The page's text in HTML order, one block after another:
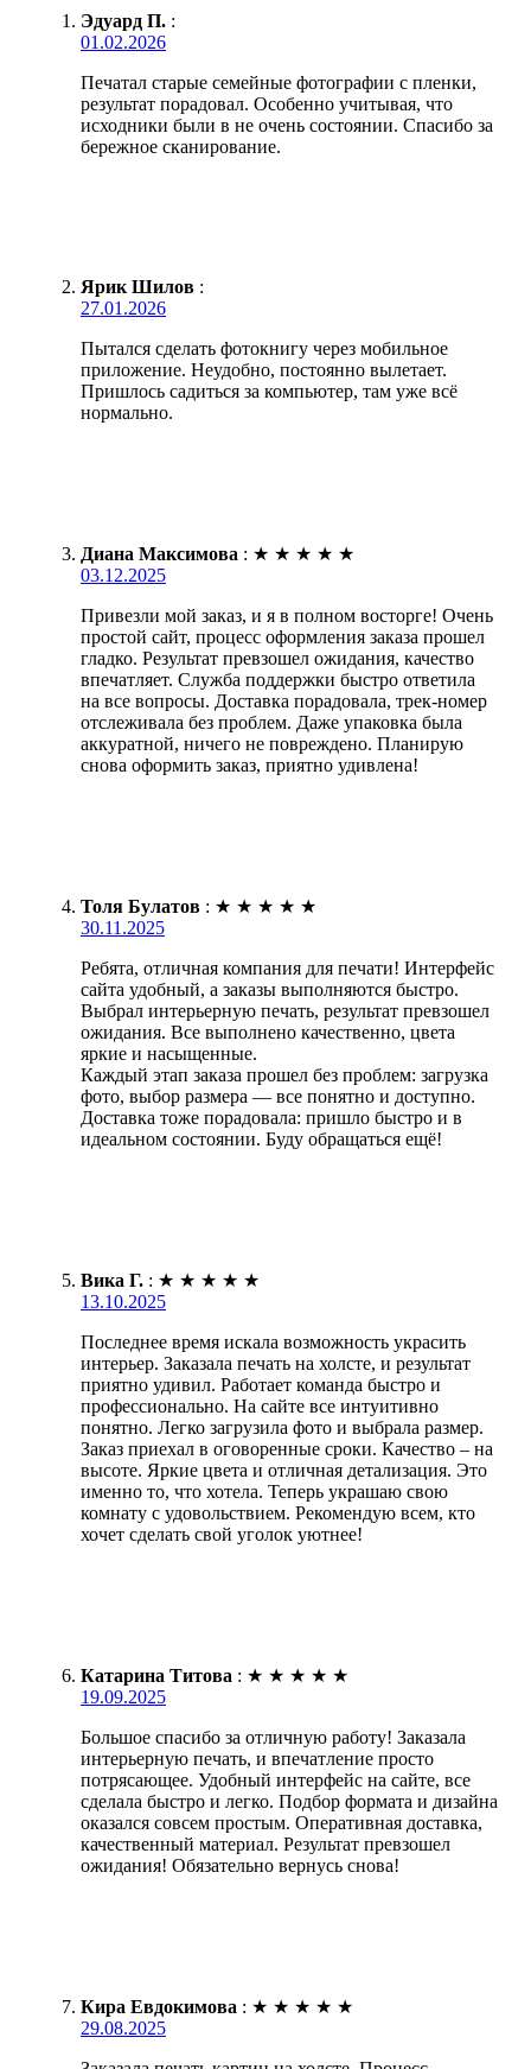
Эдуард П. :
01.02.2026
Печатал старые семейные фотографии с пленки,
результат порадовал. Особенно учитывая, что
исходники были в не очень состоянии. Спасибо за
бережное сканирование.
Ярик Шилов :
27.01.2026
Пытался сделать фотокнигу через мобильное
приложение. Неудобно, постоянно вылетает.
Пришлось садиться за компьютер, там уже всё
нормально.
Диана Максимова : ★ ★ ★ ★ ★
03.12.2025
Привезли мой заказ, и я в полном восторге! Очень
простой сайт, процесс оформления заказа прошел
гладко. Результат превзошел ожидания, качество
впечатляет. Служба поддержки быстро ответила
на все вопросы. Доставка порадовала, трек-номер
отслеживала без проблем. Даже упаковка была
аккуратной, ничего не повреждено. Планирую
снова оформить заказ, приятно удивлена!
Толя Булатов : ★ ★ ★ ★ ★
30.11.2025
Ребята, отличная компания для печати! Интерфейс
сайта удобный, а заказы выполняются быстро.
Выбрал интерьерную печать, результат превзошел
ожидания. Все выполнено качественно, цвета
яркие и насыщенные.
Каждый этап заказа прошел без проблем: загрузка
фото, выбор размера — все понятно и доступно.
Доставка тоже порадовала: пришло быстро и в
идеальном состоянии. Буду обращаться ещё!
Вика Г. : ★ ★ ★ ★ ★
13.10.2025
Последнее время искала возможность украсить
интерьер. Заказала печать на холсте, и результат
приятно удивил. Работает команда быстро и
профессионально. На сайте все интуитивно
понятно. Легко загрузила фото и выбрала размер.
Заказ приехал в оговоренные сроки. Качество – на
высоте. Яркие цвета и отличная детализация. Это
именно то, что хотела. Теперь украшаю свою
комнату с удовольствием. Рекомендую всем, кто
хочет сделать свой уголок уютнее!
Катарина Титова : ★ ★ ★ ★ ★
19.09.2025
Большое спасибо за отличную работу! Заказала
интерьерную печать, и впечатление просто
потрясающее. Удобный интерфейс на сайте, все
сделала быстро и легко. Подбор формата и дизайна
оказался совсем простым. Оперативная доставка,
качественный материал. Результат превзошел
ожидания! Обязательно вернусь снова!
Кира Евдокимова : ★ ★ ★ ★ ★
29.08.2025